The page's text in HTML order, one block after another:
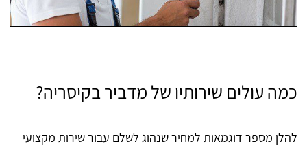
כמה עולים שירותיו של מדביר בקיסריה?
להלן מספר דוגמאות למחיר שנהוג לשלם עבור שירות מקצועי